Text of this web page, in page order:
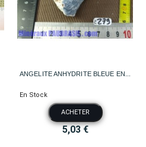
ANGELITE ANHYDRITE BLEUE EN...
En Stock
ACHETER
5,03 €